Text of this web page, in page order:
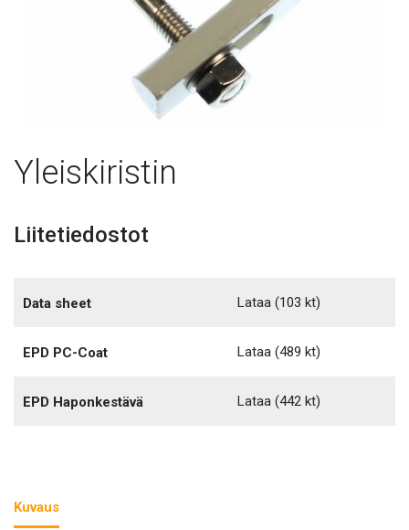
Yleiskiristin
Liitetiedostot
Data sheet Lataa (103 kt)
EPD PC-Coat Lataa (489 kt)
EPD Haponkestävä Lataa (442 kt)
Kuvaus